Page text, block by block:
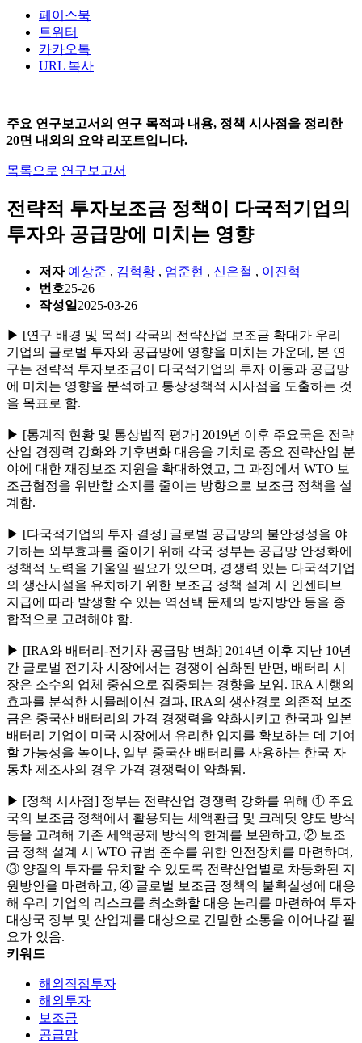
페이스북
트위터
카카오톡
URL 복사
주요 연구보고서의 연구 목적과 내용, 정책 시사점을 정리한
20면 내외의 요약 리포트입니다.
목록으로 연구보고서
전략적 투자보조금 정책이 다국적기업의
투자와 공급망에 미치는 영향
저자 예상준 , 김혁황 , 엄준현 , 신은철 , 이진혁
번호25-26
작성일 2025-03-26
▶ [연구 배경 및 목적] 각국의 전략산업 보조금 확대가 우리
기업의 글로벌 투자와 공급망에 영향을 미치는 가운데, 본 연
구는 전략적 투자보조금이 다국적기업의 투자 이동과 공급망
에 미치는 영향을 분석하고 통상정책적 시사점을 도출하는 것
을 목표로 함.
▶ [통계적 현황 및 통상법적 평가] 2019년 이후 주요국은 전략
산업 경쟁력 강화와 기후변화 대응을 기치로 중요 전략산업 분
야에 대한 재정보조 지원을 확대하였고, 그 과정에서 WTO 보
조금협정을 위반할 소지를 줄이는 방향으로 보조금 정책을 설
계함.
▶ [다국적기업의 투자 결정] 글로벌 공급망의 불안정성을 야
기하는 외부효과를 줄이기 위해 각국 정부는 공급망 안정화에
정책적 노력을 기울일 필요가 있으며, 경쟁력 있는 다국적기업
의 생산시설을 유치하기 위한 보조금 정책 설계 시 인센티브
지급에 따라 발생할 수 있는 역선택 문제의 방지방안 등을 종
합적으로 고려해야 함.
▶ [IRA와 배터리-전기차 공급망 변화] 2014년 이후 지난 10년
간 글로벌 전기차 시장에서는 경쟁이 심화된 반면, 배터리 시
장은 소수의 업체 중심으로 집중되는 경향을 보임. IRA 시행의
효과를 분석한 시뮬레이션 결과, IRA의 생산경로 의존적 보조
금은 중국산 배터리의 가격 경쟁력을 약화시키고 한국과 일본
배터리 기업이 미국 시장에서 유리한 입지를 확보하는 데 기여
할 가능성을 높이나, 일부 중국산 배터리를 사용하는 한국 자
동차 제조사의 경우 가격 경쟁력이 약화됨.
▶ [정책 시사점] 정부는 전략산업 경쟁력 강화를 위해 ① 주요
국의 보조금 정책에서 활용되는 세액환급 및 크레딧 양도 방식
등을 고려해 기존 세액공제 방식의 한계를 보완하고, ② 보조
금 정책 설계 시 WTO 규범 준수를 위한 안전장치를 마련하며,
③ 양질의 투자를 유치할 수 있도록 전략산업별로 차등화된 지
원방안을 마련하고, ④ 글로벌 보조금 정책의 불확실성에 대응
해 우리 기업의 리스크를 최소화할 대응 논리를 마련하여 투자
대상국 정부 및 산업계를 대상으로 긴밀한 소통을 이어나갈 필
요가 있음.
키워드
해외직접투자
해외투자
보조금
공급망